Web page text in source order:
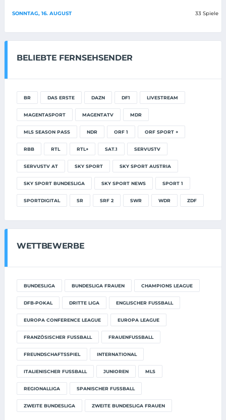
SONNTAG, 16. AUGUST 33 Spiele
BELIEBTE FERNSEHSENDER
BR DAS ERSTE DAZN DF1 LIVESTREAM
MAGENTASPORT MAGENTATV MDR
MLS SEASON PASS NDR ORF 1 ORF SPORT +
RBB RTL RTL+ SAT.1 SERVUSTV
SERVUSTV AT SKY SPORT SKY SPORT AUSTRIA
SKY SPORT BUNDESLIGA SKY SPORT NEWS SPORT 1
SPORTDIGITAL SR SRF 2 SWR WDR ZDF
WETTBEWERBE
BUNDESLIGA BUNDESLIGA FRAUEN CHAMPIONS LEAGUE
DFB-POKAL DRITTE LIGA ENGLISCHER FUSSBALL
EUROPA CONFERENCE LEAGUE EUROPA LEAGUE
FRANZÖSISCHER FUSSBALL FRAUENFUSSBALL
FREUNDSCHAFTSSPIEL INTERNATIONAL
ITALIENISCHER FUSSBALL JUNIOREN MLS
REGIONALLIGA SPANISCHER FUSSBALL
ZWEITE BUNDESLIGA ZWEITE BUNDESLIGA FRAUEN